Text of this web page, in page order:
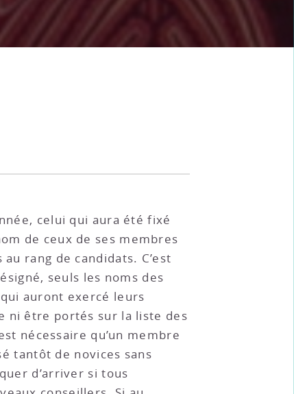
celui qui aura été fixé
de ceux de ses membres
rang de candidats. C’est
seuls les noms des
auront exercé leurs
ni être portés sur la liste des
nécessaire qu’un membre
tantôt de novices sans
d’arriver si tous